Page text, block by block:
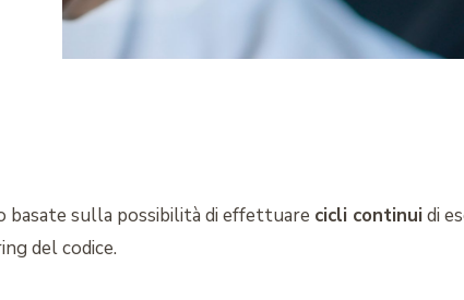
basate sulla possibilità di effettuare cicli continuidi
del codice.